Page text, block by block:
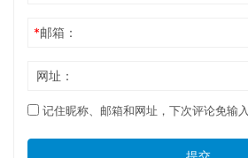
*邮箱：
网址：
记住昵称、邮箱和网址，下次评论免输入